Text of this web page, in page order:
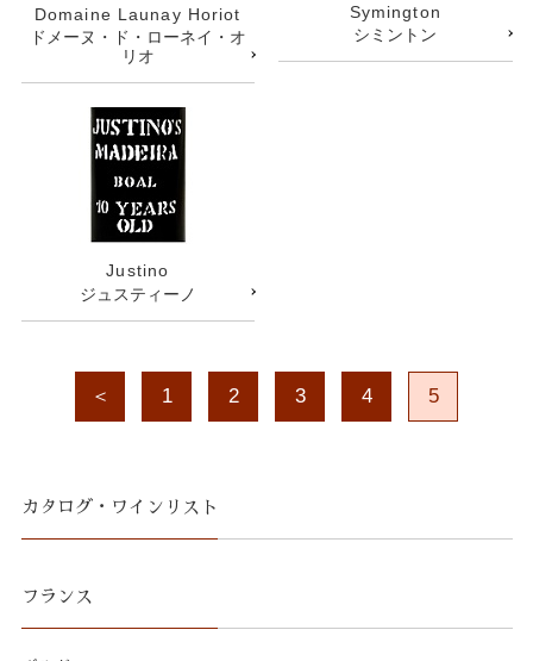
Domaine Launay Horiot
ドメーヌ・ド・ローネイ・オ
リオ
Symington
シミントン
Justino
ジュスティーノ
＜ 1 2 3 4 5
カタログ・ワインリスト
フランス